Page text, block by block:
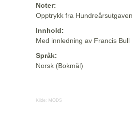
Noter:
Opptrykk fra Hundreårsutgaven
Innhold:
Med innledning av Francis Bull
Språk:
Norsk (Bokmål)
Kilde: MODS